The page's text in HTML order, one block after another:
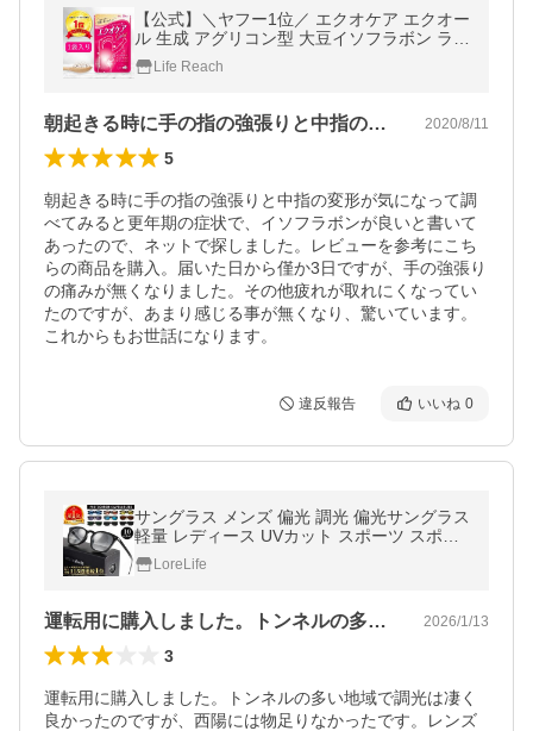
【公式】＼ヤフー1位／ エクオケア エクオー
ル 生成 アグリコン型 大豆イソフラボン ラク
トビオン酸 乳酸菌 コラーゲン サプリ サプリ
メント 60粒 30日分
Life Reach
朝起きる時に手の指の強張りと中指の変形… 2020/8/11
5
朝起きる時に手の指の強張りと中指の変形が気になって調
べてみると更年期の症状で、イソフラボンが良いと書いて
あったので、ネットで探しました。レビューを参考にこち
らの商品を購入。届いた日から僅か3日ですが、手の強張り
の痛みが無くなりました。その他疲れが取れにくなってい
たのですが、あまり感じる事が無くなり、驚いています。
これからもお世話になります。
違反報告 いいね 0
サングラス メンズ 偏光 調光 偏光サングラス
軽量 レディース UVカット スポーツ スポー
ツサングラス ドライブ 釣り 運転 Isabell(R)
公式LoreLife
運転用に購入しました。トンネルの多い地… 2026/1/13
3
運転用に購入しました。トンネルの多い地域で調光は凄く
良かったのですが、西陽には物足りなかったです。レンズ